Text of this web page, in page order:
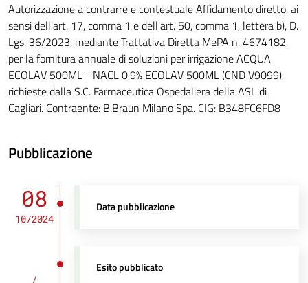
Autorizzazione a contrarre e contestuale Affidamento diretto, ai
sensi dell'art. 17, comma 1 e dell'art. 50, comma 1, lettera b), D.
Lgs. 36/2023, mediante Trattativa Diretta MePA n. 4674182,
per la fornitura annuale di soluzioni per irrigazione ACQUA
ECOLAV 500ML - NACL 0,9% ECOLAV 500ML (CND V9099),
richieste dalla S.C. Farmaceutica Ospedaliera della ASL di
Cagliari. Contraente: B.Braun Milano Spa. CIG: B348FC6FD8
Pubblicazione
08
10/2024
Data pubblicazione
/
Esito pubblicato